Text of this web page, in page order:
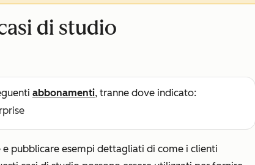
di studio
abbonamenti, tranne dove indicato:
pubblicare esempi dettagliati di come i clienti